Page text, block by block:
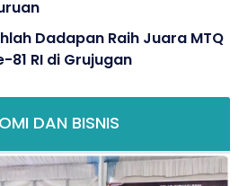
Dadapan Raih Juara MTQ
81 RI di Grujugan
DAN BISNIS